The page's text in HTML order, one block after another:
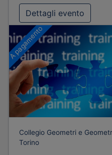
Dettagli evento
A pagamento
Collegio Geometri e
Torino